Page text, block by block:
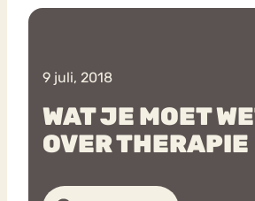
9 juli, 2018
WAT JE MOET
OVER THERAPIE